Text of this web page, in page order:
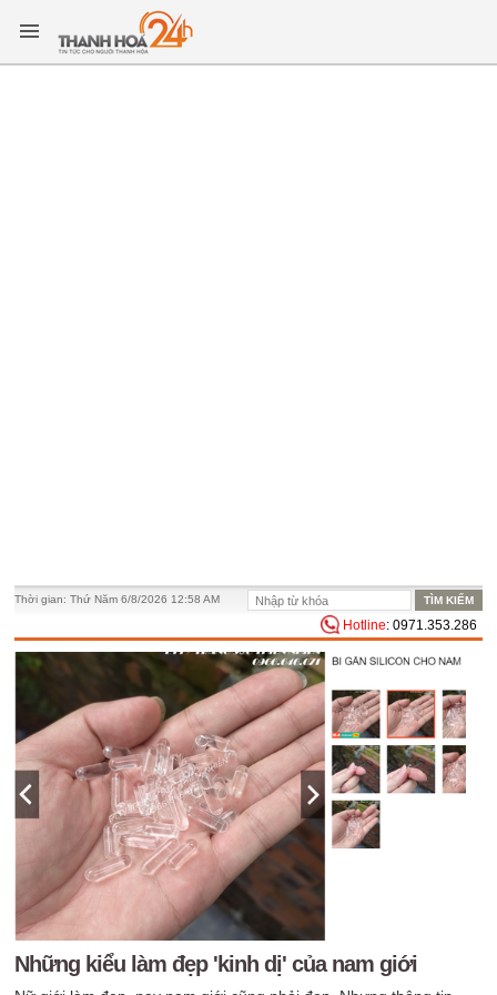
Thời gian:Thứ Năm 6/8/2026 12:58 AM
Hotline: 0971.353.286
Những kiểu làm đẹp 'kinh dị' của nam giới